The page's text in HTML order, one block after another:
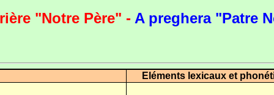
"Notre Père" - A preghera "Patre
Eléments lexicaux et